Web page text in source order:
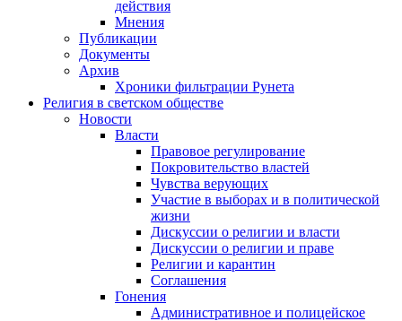
действия
Мнения
Публикации
Документы
Архив
Хроники фильтрации Рунета
Религия в светском обществе
Новости
Власти
Правовое регулирование
Покровительство властей
Чувства верующих
Участие в выборах и в политической
жизни
Дискуссии о религии и власти
Дискуссии о религии и праве
Религии и карантин
Соглашения
Гонения
Административное и полицейское